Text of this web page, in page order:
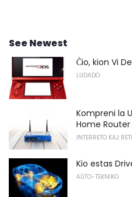
See Newest
Ĉio, kion Vi
LUDADO
Kompreni la
Home
INTERRETO KAJ
Kio estas
AŬTO-TEKNIKO